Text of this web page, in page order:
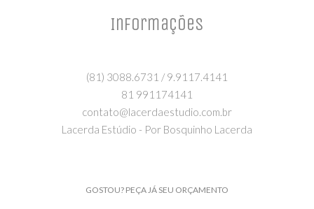
Informações
(81) 3088.6731 / 9.9117.4141
81 991174141
contato@lacerdaestudio.com.br
Lacerda Estúdio - Por Bosquinho Lacerda
GOSTOU? PEÇA JÁ SEU ORÇAMENTO